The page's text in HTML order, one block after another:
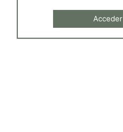
Acceder